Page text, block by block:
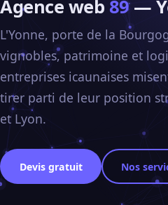
Agence web 89—
L'Yonne, porte de la
vignobles, patrimoine et
entreprises icaunaises
tirer parti de leur position
et Lyon.
Devis gratuit Nos